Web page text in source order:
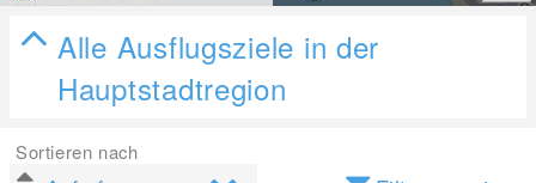
Alle Ausflugsziele in der
Hauptstadtregion
Sortieren nach